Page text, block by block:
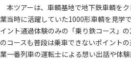
本ツアーは、車輌基地で地下鉄車輌を
業当時に活躍していた1000形車輌を見学
イント通過体験のみの「乗り鉄コース」
のコースも普段は乗車できないポイント
業一番列車の運転士による想い出話や体